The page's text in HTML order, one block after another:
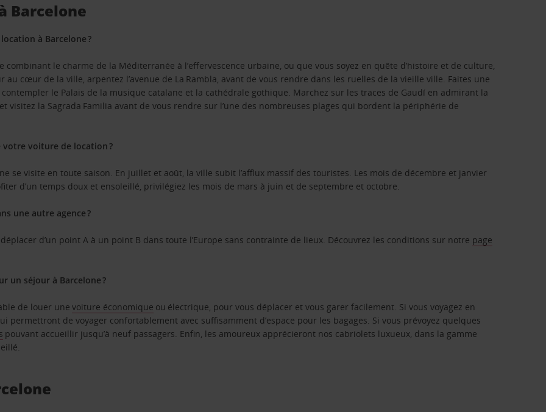
Barcelone
à Barcelone ?
le charme de la Méditerranée à l’effervescence urbaine, ou que vous soyez en quête d’histoire et de culture,
cœur de la ville, arpentez l’avenue de La Rambla, avant de vous rendre dans les ruelles de la vieille ville. Faites une
le Palais de la musique catalane et la cathédrale gothique. Marchez sur les traces de Gaudí en admirant la
visitez la Sagrada Familia avant de vous rendre sur l’une des nombreuses plages qui bordent la périphérie de
votre voiture de location ?
se visite en toute saison. En juillet et août, la ville subit l’afflux massif des touristes. Les mois de décembre et janvier
d’un temps doux et ensoleillé, privilégiez les mois de mars à juin et de septembre et octobre.
une autre agence ?
d’un point A à un point B dans toute l’Europe sans contrainte de lieux. Découvrez les conditions sur notre page
un séjour à Barcelone ?
de louer unevoiture économique ou électrique, pour vous déplacer et vous garer facilement. Si vous voyagez en
permettront de voyager confortablement avec suffisamment d’espace pour les bagages. Si vous prévoyez quelques
pouvant accueillir jusqu’à neuf passagers. Enfin, les amoureux apprécieront nos cabriolets luxueux, dans la gamme